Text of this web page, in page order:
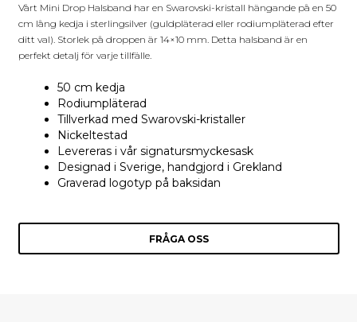
Vårt Mini Drop Halsband har en Swarovski-kristall hängande på en 50
cm lång kedja i sterlingsilver (guldpläterad eller rodiumpläterad efter
ditt val). Storlek på droppen är 14×10 mm. Detta halsband är en
perfekt detalj för varje tillfälle.
50 cm kedja
Rodiumpläterad
Tillverkad med Swarovski-kristaller
Nickeltestad
Levereras i vår signatursmyckesask
Designad i Sverige, handgjord i Grekland
Graverad logotyp på baksidan
FRÅGA OSS